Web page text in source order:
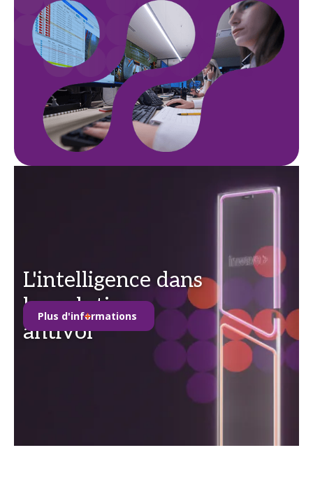
L'intelligence dans
les solutions
antivol
Plus d'informations